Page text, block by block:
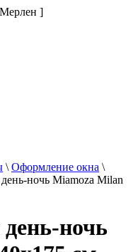
]
\ Оформление окна \
ночь Miamoza Milan
ночь